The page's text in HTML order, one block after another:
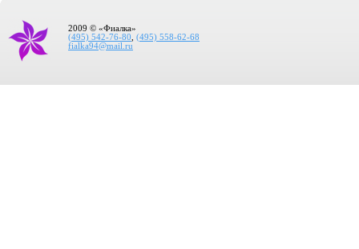
2009 © «Фиалка»
(495) 542-76-80
(495) 558-62-68
fialka94@mail.ru